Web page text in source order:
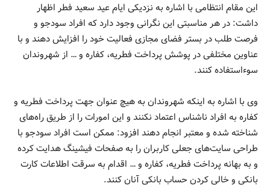
این مقام انتظامی با اشاره به نزدیکی ایام عید سعید فطر اظهار
داشت: در هر مناسبتی این نگرانی وجود دارد که افراد سودجو و
فرصت طلب در بستر فضای مجازی فعالیت خود را افزایش دهند و با
عناوین مختلفی در پوشش پرداخت فطریه، کفاره و … از شهروندان
سوءاستفاده کنند.
وی با اشاره به اینکه شهروندان به هیچ عنوان جهت پرداخت فطریه و
کفاره به افراد ناشناس اعتماد نکنند و این امورات را از طریق راه‌های
شناخته شده و معتبر انجام دهند افزود: ممکن است افراد سودجو با
طراحی سایت‌های جعلی کاربران را به صفحات فیشینگ هدایت کرده
و به بهانه پرداخت فطریه، کفاره و … اقدام به سرقت اطلاعات کارت
بانکی و خالی کردن حساب بانکی آنان کنند.